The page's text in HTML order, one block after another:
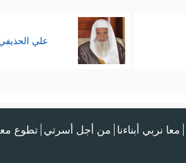
علي
معا نربي أبناءنا من أجل أسرتي تطوع